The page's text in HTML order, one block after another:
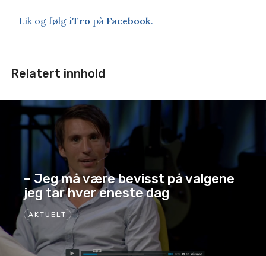
Lik og følg iTro på Facebook.
Relatert innhold
AKTUELT
– Jeg må være bevisst på valgene
jeg tar hver eneste dag